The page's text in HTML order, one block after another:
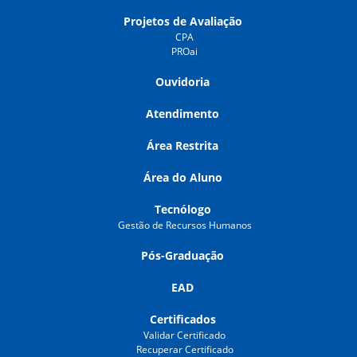
Projetos de Avaliação
CPA
PROai
Ouvidoria
Atendimento
Área Restrita
Área do Aluno
Tecnólogo
Gestão de Recursos Humanos
Pós-Graduação
EAD
Certificados
Validar Certificado
Recuperar Certificado